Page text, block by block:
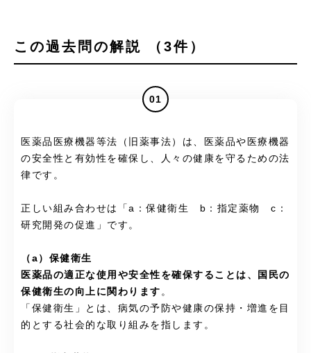
この過去問の解説 （3件）
01
医薬品医療機器等法（旧薬事法）は、医薬品や医療機器
の安全性と有効性を確保し、人々の健康を守るための法
律です。
正しい組み合わせは「a：保健衛生 b：指定薬物 c：
研究開発の促進」です。
（a）保健衛生
医薬品の適正な使用や安全性を確保することは、国民の
保健衛生の向上に関わります 。
「保健衛生」とは、病気の予防や健康の保持・増進を目
的とする社会的な取り組みを指します。